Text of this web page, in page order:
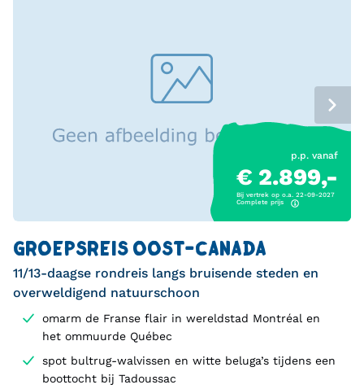
Bij vertrek op o.a. 22-09-2027
Complete prijs
p.p. vanaf
€ 2.899,-
GROEPSREIS OOST-CANADA
11/13-daagse rondreis langs bruisende steden en
overweldigend natuurschoon
omarm de Franse flair in wereldstad Montréal en
het ommuurde Québec
spot bultrug-walvissen en witte beluga’s tijdens een
boottocht bij Tadoussac